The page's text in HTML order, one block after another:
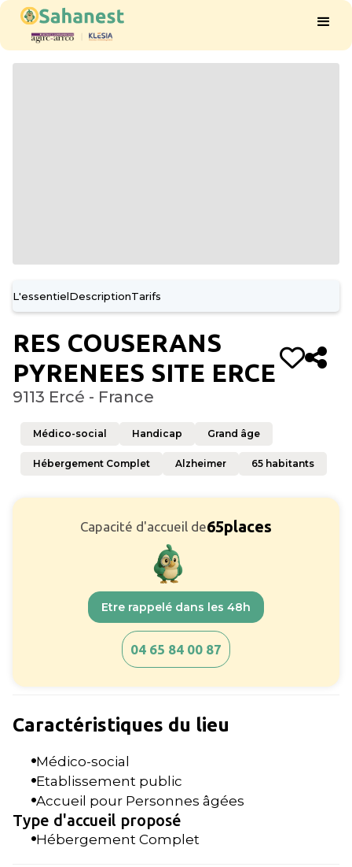
L'essentielDescriptionTarifs
RES COUSERANS
PYRENEES SITE ERCE
9113 Ercé - France
Médico-social Handicap Grand âge
Hébergement Complet Alzheimer 65 habitants
Capacité d'accueil de65places
Etre rappelé dans les 48h
04 65 84 00 87
Caractéristiques du lieu
Médico-social
Etablissement public
Accueil pour Personnes âgées
Type d'accueil proposé
Hébergement Complet